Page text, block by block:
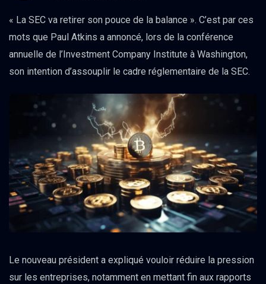
« La SEC va retirer son pouce de la balance ». C’est par ces
mots que Paul Atkins a annoncé, lors de la conférence
annuelle de l’Investment Company Institute à Washington,
son intention d’assouplir le cadre réglementaire de la SEC.
Le nouveau président a expliqué vouloir réduire la pression
sur les entreprises, notamment en mettant fin aux rapports